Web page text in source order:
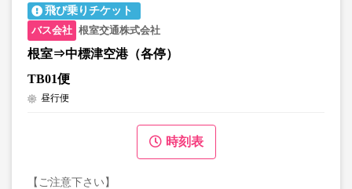
飛び乗りチケット
根室交通株式会社
根室⇒中標津空港（各停）
TB01便
昼行便
時刻表
【ご注意下さい】